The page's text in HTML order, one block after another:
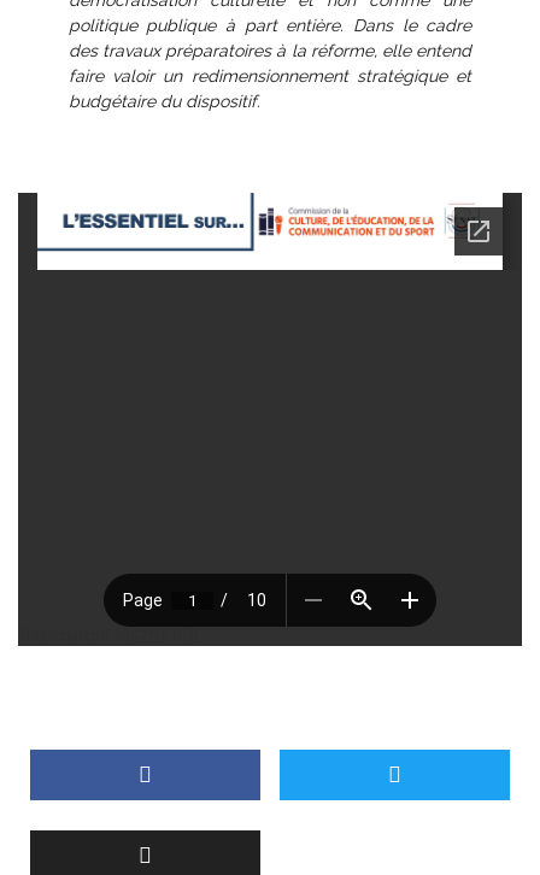
politique publique à part entière. Dans le cadre
des travaux préparatoires à la réforme, elle entend
faire valoir un redimensionnement stratégique et
budgétaire du dispositif.